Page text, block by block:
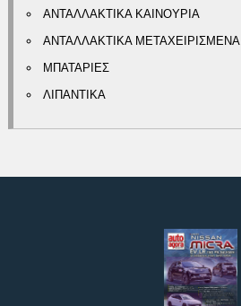
ΑΝΤΑΛΛΑΚΤΙΚΑ ΚΑΙΝΟΥΡΙΑ
ΑΝΤΑΛΛΑΚΤΙΚΑ ΜΕΤΑΧΕΙΡΙΣΜΕΝΑ
ΜΠΑΤΑΡΙΕΣ
ΛΙΠΑΝΤΙΚΑ